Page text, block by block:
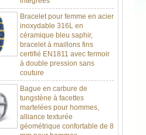
Bracelet pour femme en acier
inoxydable 316L en
céramique bleu saphir,
bracelet à maillons fins
certifié EN1811 avec fermoir
à double pression sans
couture
Bague en carbure de
tungstène à facettes
martelées pour hommes,
alliance texturée
géométrique confortable de 8
mm pour hommes